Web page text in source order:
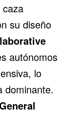
su diseño
autónomos
lo
dominante.